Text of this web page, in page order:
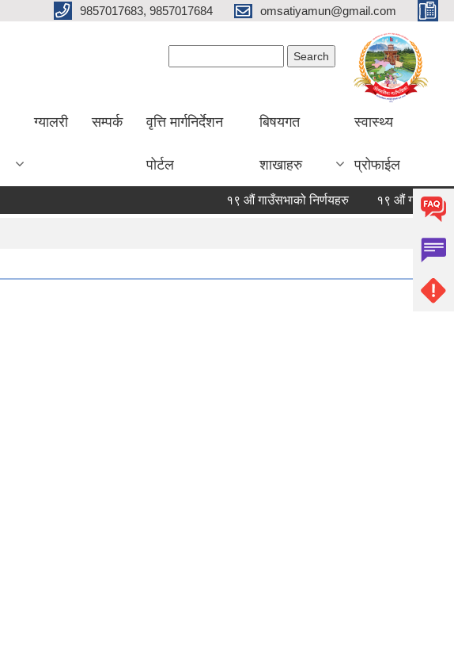
9857017683, 9857017684 omsatiyamun@gmail.com
ग्यालरी सम्पर्क वृत्ति मार्गनिर्देशन
पोर्टल
बिषयगत
शाखाहरु
स्वास्थ्य
प्रोफाईल
१९ औं गाउँसभाको निर्णयहरु १९ औं गाउँसभाको